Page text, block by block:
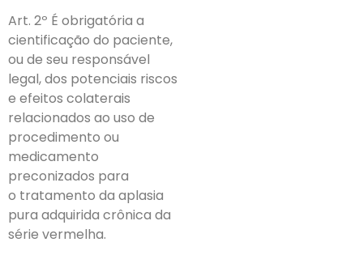
Art. 2º É obrigatória a
cientificação do paciente,
ou de seu responsável
legal, dos potenciais riscos
e efeitos colaterais
relacionados ao uso de
procedimento ou
medicamento
preconizados para
o tratamento da aplasia
pura adquirida crônica da
série vermelha.